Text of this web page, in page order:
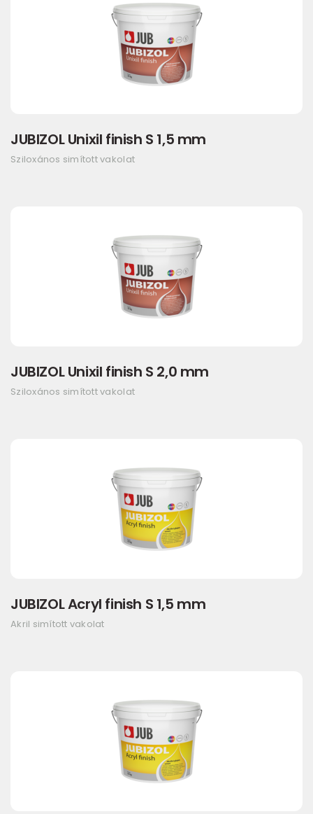
JUBIZOL Unixil finish S 1,5 mm
Sziloxános simított vakolat
JUBIZOL Unixil finish S 2,0 mm
Sziloxános simított vakolat
JUBIZOL Acryl finish S 1,5 mm
Akril simított vakolat